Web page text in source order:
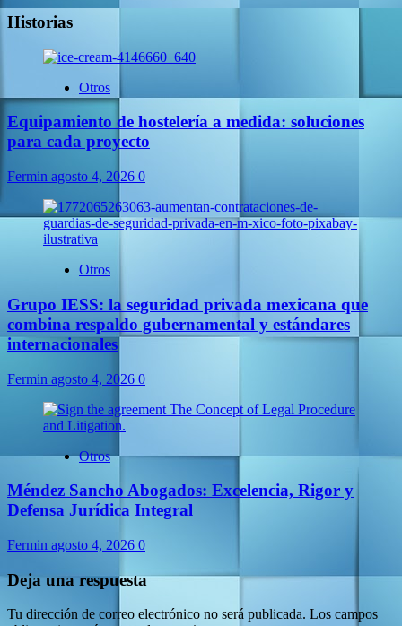
Historias
Otros
Equipamiento de hostelería a medida: soluciones
para cada proyecto
Fermin agosto 4, 2026 0
Otros
Grupo IESS: la seguridad privada mexicana que
combina respaldo gubernamental y estándares
internacionales
Fermin agosto 4, 2026 0
Otros
Méndez Sancho Abogados: Excelencia, Rigor y
Defensa Jurídica Integral
Fermin agosto 4, 2026 0
Deja una respuesta
Tu dirección de correo electrónico no será publicada. Los campos